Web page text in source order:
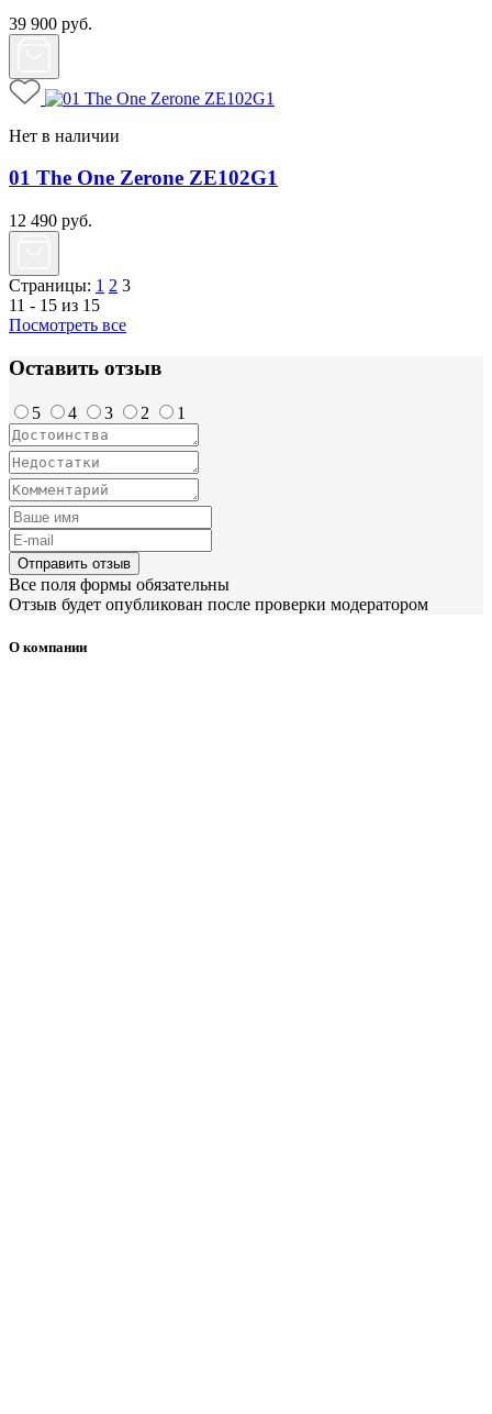
39 900 руб.
Нет в наличии
01 The One Zerone ZE102G1
12 490 руб.
Страницы: 1 2 3
11 - 15 из 15
Посмотреть все
Оставить отзыв
5 4 3 2 1
Отправить отзыв
Все поля формы обязательны
Отзыв будет опубликован после проверки модератором
О компании